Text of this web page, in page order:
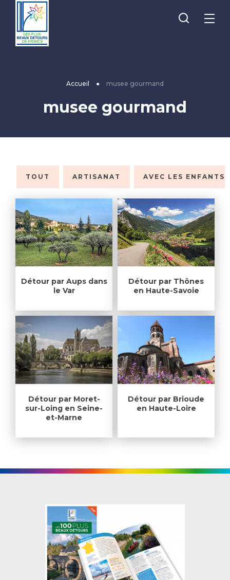
Je
Menu
Accueil ● musee gourmand
musee gourmand
TOUT ARTISANAT AVEC LES ENFANTS
Détour par Aups dans
le Var
Détour par Thônes
en Haute-Savoie
Détour par Moret-
sur-Loing en Seine-
et-Marne
Détour par Brioude
en Haute-Loire